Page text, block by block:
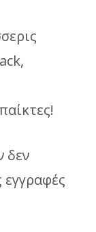
δεν
εγγραφές